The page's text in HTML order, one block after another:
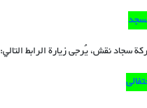
سجاد نقش، يُرجى زيارة الرابط التالي: